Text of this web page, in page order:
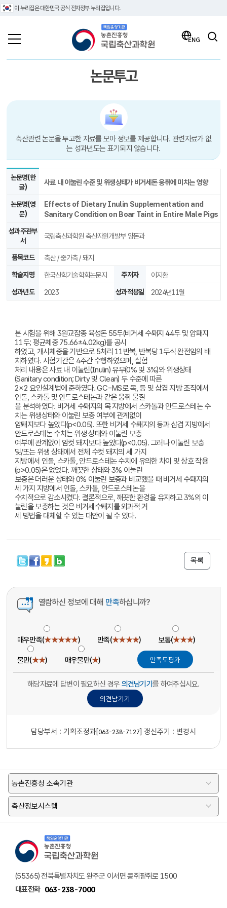
이 누리집은 대한민국 공식 전자정부 누리집입니다.
책임운영기관 농촌진흥청 국립축산과학원
논문투고
축산관련 논문을 투고한 자료를 모아 정보를 제공합니다. 관련자료가 없
는 성과년도는 표기되지 않습니다.
논문명(한
글)
사료 내 이눌린 수준 및 위생상태가 비거세돈 웅취에 미치는 영향
논문명(영
문)
Effects of Dietary Inulin Supplementation and
Sanitary Condition on Boar Taint in Entire Male Pigs
성과주관부
서
국립축산과학원 축산자원개발부 양돈과
품목코드 축산 / 중가축 / 돼지
학술지명 한국산학기술학회논문지 주저자 이지환
성과년도 2023 성과적용일 2024년11월
본 시험을 위해 3원교잡종 육성돈 55두(비거세 수퇘지 44두 및 암퇘지
11두; 평균체중 75.66±4.02kg)를 공시
하였고, 개시체중을 기반으로 5처리 11반복, 반복당 1두식 완전임의 배
치하였다. 시험기간은 4주간 수행하였으며, 실험
처리 내용은 사료 내 이눌린(Inulin) 유무(0% 및 3%)와 위생상태
(Sanitary condition; Dirty 및 Clean) 두 수준에 따른
2×2 요인설계법에 준하였다. GC-MS로 목, 등 및 삽겹 지방 조직에서
인돌, 스카톨 및 안드로스테논과 같은 웅취 물질
을 분석하였다. 비거세 수퇘지의 목 지방에서 스카톨과 안드로스테논 수
치는 위생상태와 이눌린 보충 여부에 관계없이
암퇘지보다 높았다(p<0.05). 또한 비거세 수퇘지의 등과 삽겹 지방에서
안드로스테논 수치는 위생 상태와 이눌린 보충
여부에 관계없이 암컷 돼지보다 높았다(p<0.05). 그러나 이눌린 보충
및/또는 위생 상태에서 전체 수컷 돼지의 세 가지
지방에서 인돌, 스카톨, 안드로스테논 수치에 유의한 차이 및 상호 작용
(p>0.05)은 없었다. 깨끗한 상태와 3% 이눌린
보충은 더러운 상태와 0% 이눌린 보충과 비교했을 때 비거세 수퇘지의
세 가지 지방에서 인돌, 스카톨, 안드로스테논을
수치적으로 감소시켰다. 결론적으로, 깨끗한 환경을 유지하고 3%의 이
눌린을 보충하는 것은 비거세수퇘지를 외과적 거
세 방법을 대체할 수 있는 대안이 될 수 있다.
목록
열람하신 정보에 대해 만족하십니까?
매우만족(★★★★★) 만족(★★★★) 보통(★★★)
불만(★★) 매우불만(★)
해당자료에 답변이 필요하신 경우 의견남기기를 하여주십시요.
담당부서 : 기획조정과[063-238-7127] 갱신주기 : 변경시
농촌진흥청 소속기관
축산정보시스템
(55365) 전북특별자치도 완주군 이서면 콩쥐팥쥐로 1500
대표전화 063-238-7000